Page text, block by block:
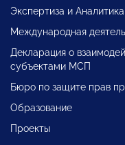
Экспертиза и Аналитика
Международная
Декларация о
субъектами МСП
Бюро по защите прав
Образование
Проекты